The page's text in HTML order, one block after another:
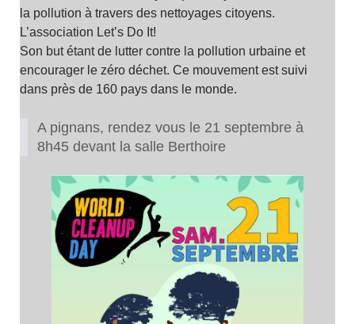
la pollution à travers des nettoyages citoyens.
L’association Let’s Do It!
Son but étant de lutter contre la pollution urbaine et
encourager le zéro déchet. Ce mouvement est suivi
dans près de 160 pays dans le monde.
A pignans, rendez vous le 21 septembre à
8h45 devant la salle Berthoire